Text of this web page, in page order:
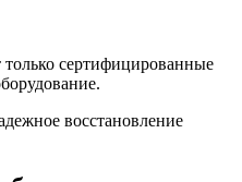
сертифицированные
восстановление